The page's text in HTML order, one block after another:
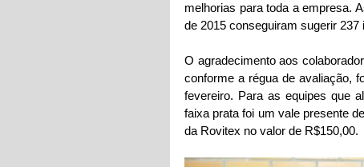
melhorias para toda a empresa.
de 2015 conseguiram sugerir
O agradecimento aos
conforme a régua de avaliação,
fevereiro. Para as equipes que
faixa prata foi um vale presente
da Rovitex no valor de R$150,00.